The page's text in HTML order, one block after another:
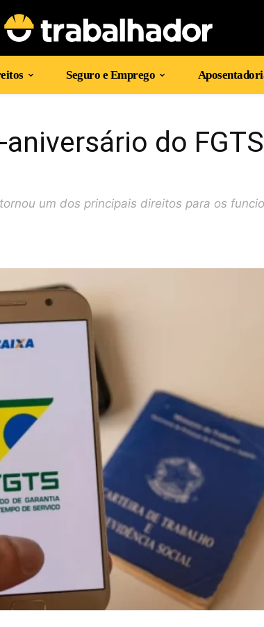
Seguro e Emprego
do FGTS
um dos principais direitos para os